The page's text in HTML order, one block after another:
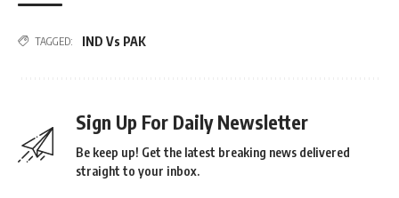
TAGGED: IND Vs PAK
Sign Up For Daily Newsletter
Be keep up! Get the latest breaking news delivered
straight to your inbox.